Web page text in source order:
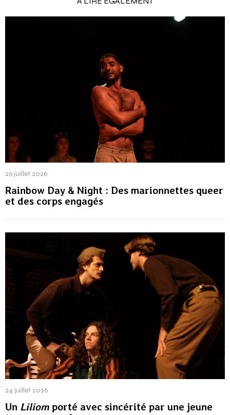
26 juillet 2026
Rainbow Day & Night : Des marionnettes queer
et des corps engagés
24 juillet 2026
Un Liliom porté avec sincérité par une jeune